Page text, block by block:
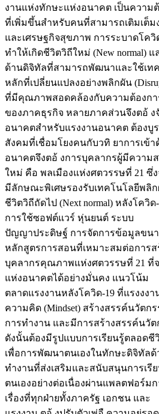
งานแห่งทักษะแห่งอนาคต เป็นความ
ที่เพิ่มขึ้นสำหรับคนที่สามารถเติมเต็ม
และเศรษฐกิจสุขภาพ การระบาดโควิ
ทำให้เกิดชีวิตวิถีใหม่ (New normal)
ด้านดิจิทัลที่สามารถพัฒนาและใช้เท
หลักที่เปลี่ยนแปลงอย่างพลิกผัน
ที่มีคุณภาพสอดคล้องกับความต้องกา
ของภาคธุรกิจ หลายภาคส่วนจึงตอ้ ง
อนาคตสำหรับแรงงานอนาคต ต้องบู
สังคมที่เชื่อมโยงคนกับวทิ ยาการเข้
อนาคตจึงตอ้ งการบุคลากรผู้มีความ
ใหม่ คือ พลเมืองแห่งศตวรรษที่ 21
มีลักษณะพิเศษรองรับเทคโนโลยีพลิ
ชีวิตวิถีถัดไป (Next normal) หลังโควิ
การใช้ซอฟต์แวร์ หุ่นยนต์ ระบบ
ปัญญาประดิษฐ์ การจัดการข้อมูลขน
หลักสูตรการสอนที่เหมาะสมต่อการส
บุคลากรคุณภาพแห่งศตวรรษที่ 21 ที่
แห่งอนาคตได้อย่างมั่นคง แนวโน้ม
ตลาดแรงงานหลังโควิด-19 ที่แรงงง
ความคิด (Mindset) สร้างสรรค์นวัตก
การทำงาน และมีการสร้างสรรค์นวั
ดังนั้นต้องมีรูปแบบการเรียนรู้ตลอดชี
เพื่อการพัฒนาตนเองในทักษะดิจิทัลด้
ทำงานที่ส่งเสริมและสนับสนุนการเรี
ตนเองอย่างต่อเนื่องผ่านแพลตฟอร์ม
เรื่องที่ทุกฝ่ายทั้งภาครัฐ เอกชน และ